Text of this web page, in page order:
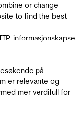
or change
to find the best
informasjonskapsel
på
er relevante og
mer verdifull for